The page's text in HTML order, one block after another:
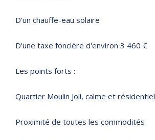
D'un chauffe-eau solaire
D'une taxe foncière d'environ 3 460 €
Les points forts :
Quartier Moulin Joli, calme et résidentiel
Proximité de toutes les commodités